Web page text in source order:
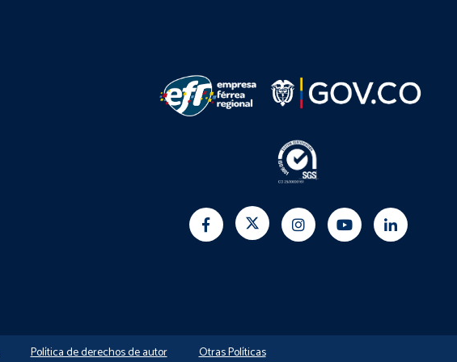
Política de derechos de autor Otras Políticas